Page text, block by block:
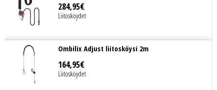
284,95€
Liitosköydet
Ombilix Adjust liitosköysi 2m
164,95€
Liitosköydet